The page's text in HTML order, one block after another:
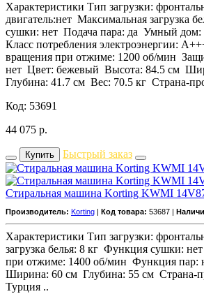
Характеристики Тип загрузки:
двигатель:нет Максимальная загрузка
сушки: нет Подача пара: да Умный дом:
Класс потребления электроэнергии:
вращения при отжиме: 1200 об/мин
нет Цвет: бежевый Высота: 84.5 см
Глубина: 41.7 см Вес: 70.5 кг Страна-
Код: 53691
44 075 р.
Купить Быстрый заказ
Стиральная машина Korting KWMI
Производитель: Korting Код товара: 53687 |
Характеристики Тип загрузки:
загрузка белья: 8 кг Функция сушки:
при отжиме: 1400 об/мин Функция пар:
Ширина: 60 см Глубина: 55 см Страна-
Турция ..